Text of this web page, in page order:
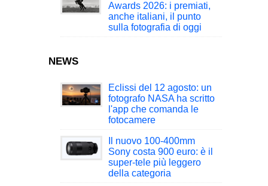
Awards 2026: i premiati,
anche italiani, il punto
sulla fotografia di oggi
NEWS
Eclissi del 12 agosto: un
fotografo NASA ha scritto
l'app che comanda le
fotocamere
Il nuovo 100-400mm
Sony costa 900 euro: è il
super-tele più leggero
della categoria